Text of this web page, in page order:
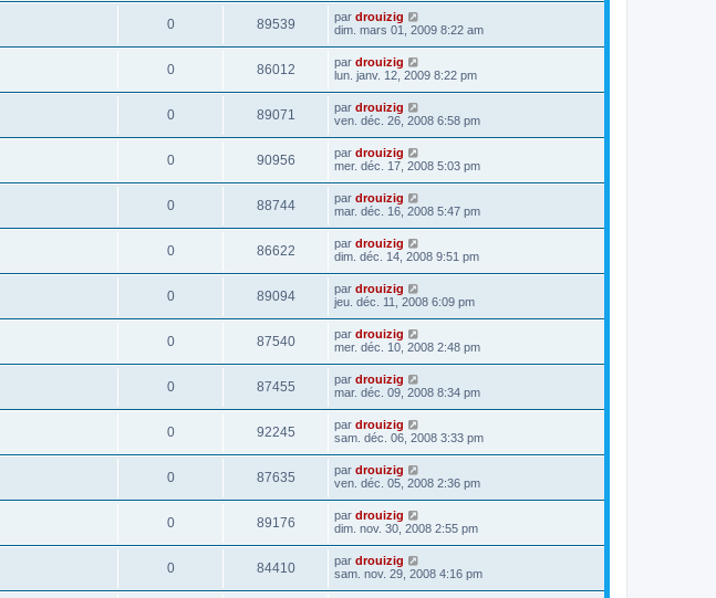
0 89539 par drouizig
dim. mars 01, 2009 8:22 am
0 86012 par drouizig
lun. janv. 12, 2009 8:22 pm
0 89071 par drouizig
ven. déc. 26, 2008 6:58 pm
0 90956 par drouizig
mer. déc. 17, 2008 5:03 pm
0 88744 par drouizig
mar. déc. 16, 2008 5:47 pm
0 86622 par drouizig
dim. déc. 14, 2008 9:51 pm
0 89094 par drouizig
jeu. déc. 11, 2008 6:09 pm
0 87540 par drouizig
mer. déc. 10, 2008 2:48 pm
0 87455 par drouizig
mar. déc. 09, 2008 8:34 pm
0 92245 par drouizig
sam. déc. 06, 2008 3:33 pm
0 87635 par drouizig
ven. déc. 05, 2008 2:36 pm
0 89176 par drouizig
dim. nov. 30, 2008 2:55 pm
0 84410 par drouizig
sam. nov. 29, 2008 4:16 pm